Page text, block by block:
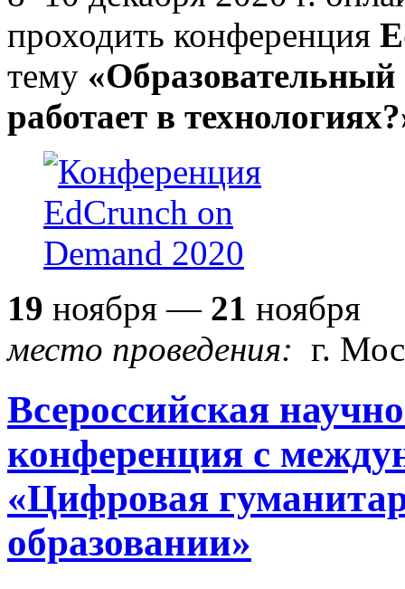
проходить конференция
тему
работает в
19 ноября — 21 ноября
место проведения: г.
Всероссийская
конференция с
«Цифровая
образовании»